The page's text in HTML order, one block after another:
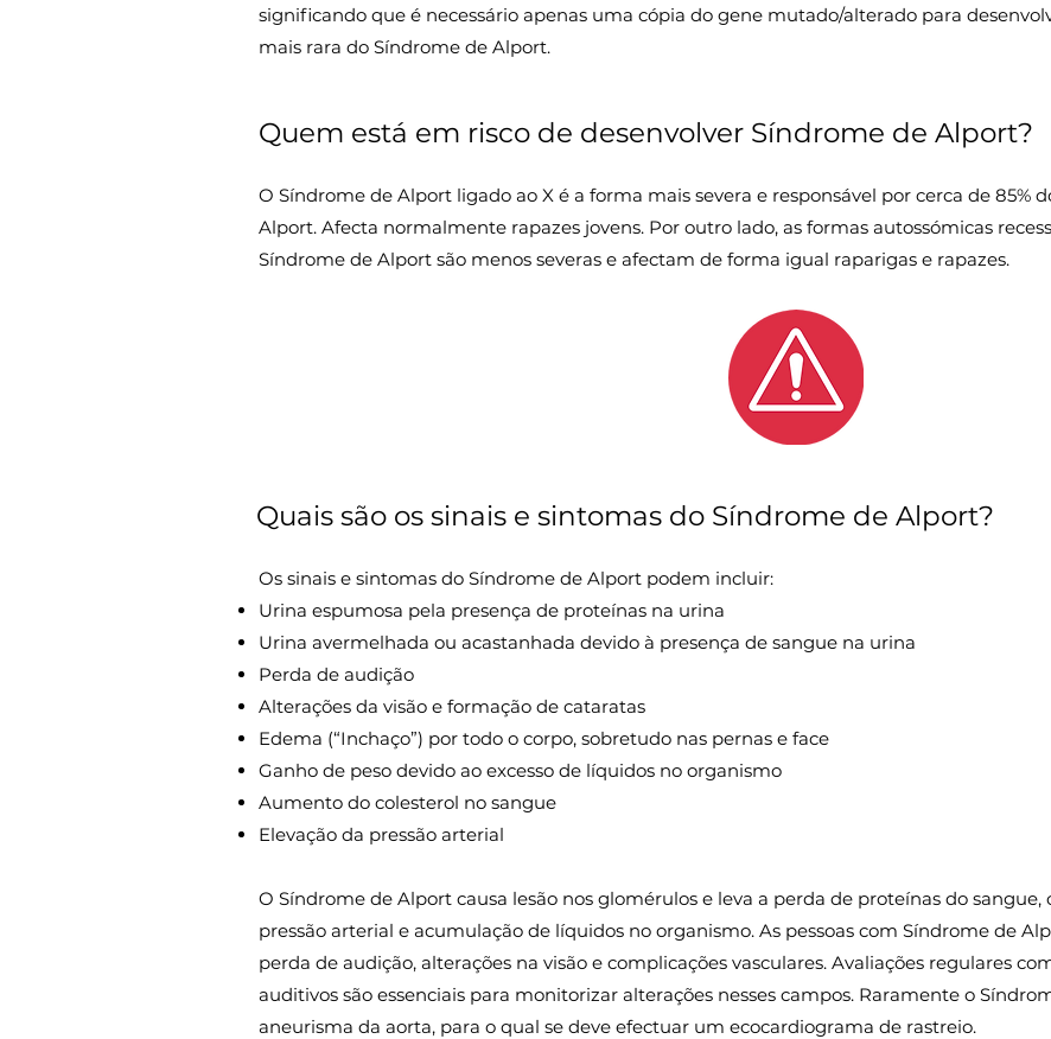
significando que é necessário apenas uma cópia do gene mutado/alterado para
mais rara do Síndrome de Alport.
Quem está em risco de desenvolver Síndrome de Alport?
O Síndrome de Alport ligado ao X é a forma mais severa e responsável por cerca de 85%
Alport. Afecta normalmente rapazes jovens. Por outro lado, as formas autossómicas
Síndrome de Alport são menos severas e afectam de forma igual raparigas e rapazes.
Quais são os sinais e sintomas do Síndrome de Alport?
Os sinais e sintomas do Síndrome de Alport podem incluir:
Urina espumosa pela presença de proteínas na urina
Urina avermelhada ou acastanhada devido à presença de sangue na urina
Perda de audição
Alterações da visão e formação de cataratas
Edema (“Inchaço”) por todo o corpo, sobretudo nas pernas e face
Ganho de peso devido ao excesso de líquidos no organismo
Aumento do colesterol no sangue
Elevação da pressão arterial
O Síndrome de Alport causa lesão nos glomérulos e leva a perda de proteínas do sangue,
pressão arterial e acumulação de líquidos no organismo. As pessoas com Síndrome de
perda de audição, alterações na visão e complicações vasculares. Avaliações regulares
auditivos são essenciais para monitorizar alterações nesses campos. Raramente o
aneurisma da aorta, para o qual se deve efectuar um ecocardiograma de rastreio.